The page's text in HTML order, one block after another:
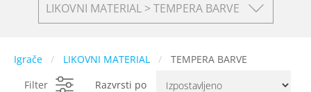
LIKOVNI MATERIAL > TEMPERA BARVE
Igrače LIKOVNI MATERIAL
TEMPERA BARVE
Filter
Razvrsti po